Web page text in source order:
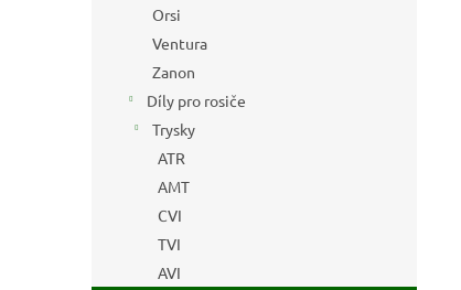
Orsi
Ventura
Zanon
Díly pro rosiče
Trysky
ATR
AMT
CVI
TVI
AVI